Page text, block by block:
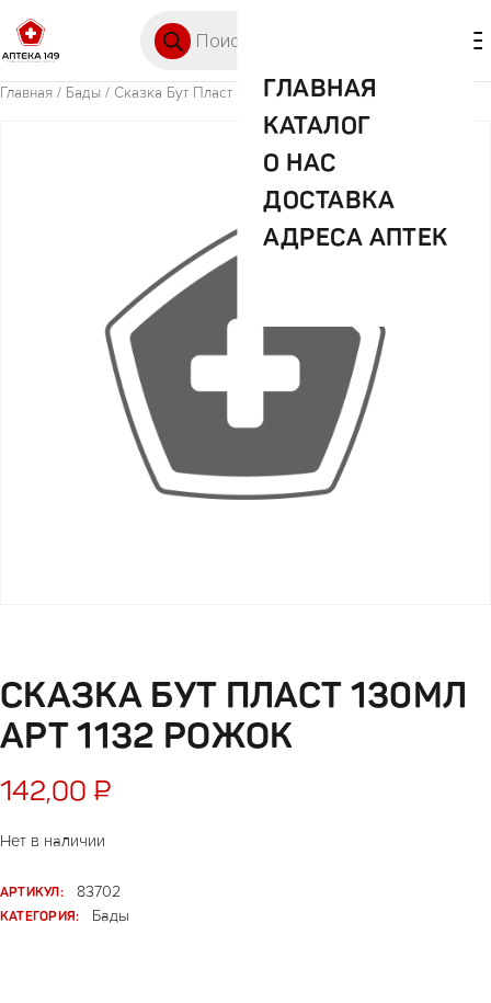
ГЛАВНАЯ
КАТАЛОГ
О НАС
ДОСТАВКА
АДРЕСА АПТЕК
Главная / Бады / Сказка Бут Пласт 130мл Арт 1132 рожок
СКАЗКА БУТ ПЛАСТ 130МЛ
АРТ 1132 РОЖОК
142,00 ₽
Нет в наличии
АРТИКУЛ:
83702
КАТЕГОРИЯ:
Бады